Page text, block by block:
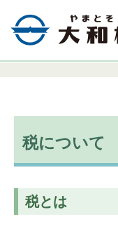
税について
税とは